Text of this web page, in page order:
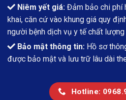
Niêm yết giá: Đảm bảo chi phí
khai, căn cứ vào khung giá quy
người bệnh dịch vụ y tế chất
Bảo mật thông tin: Hồ sơ
được bảo mật và lưu trữ lâu dài
Hotline: